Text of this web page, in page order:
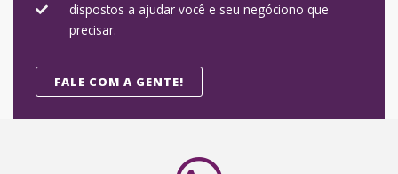
dispostos a ajudar você e seu negóciono que
precisar.
FALE COM A GENTE!